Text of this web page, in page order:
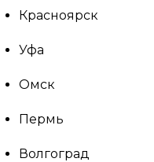
Красноярск
Уфа
Омск
Пермь
Волгоград